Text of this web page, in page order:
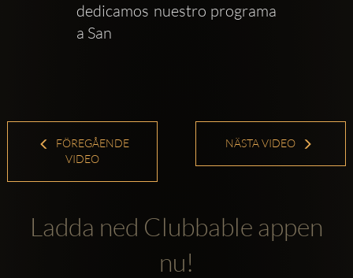
dedicamos nuestro programa
a San
FÖREGÅENDE
VIDEO
NÄSTA VIDEO
Ladda ned Clubbable appen
nu!